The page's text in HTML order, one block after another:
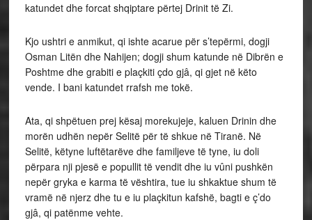
katundet dhe forcat shqiptare përtej Drinit të Zi.
Kjo ushtri e anmikut, qi ishte acarue për s’tepërmi, dogji
Osman Litën dhe Nahijen; dogji shum katunde në Dibrën e
Poshtme dhe grabiti e plaçkiti çdo gjâ, qi gjet në këto
vende. I bani katundet rrafsh me tokë.
Ata, qi shpëtuen prej kësaj morekujeje, kaluen Drinin dhe
morën udhën nepër Selitë për të shkue në Tiranë. Në
Selitë, këtyne luftëtarëve dhe familjeve të tyne, iu doli
përpara nji pjesë e popullit të vendit dhe iu vûni pushkën
nepër gryka e karma të vështira, tue iu shkaktue shum të
vramë në njerz dhe tu e iu plaçkitun kafshë, bagti e ç’do
gjâ, qi patënme vehte.